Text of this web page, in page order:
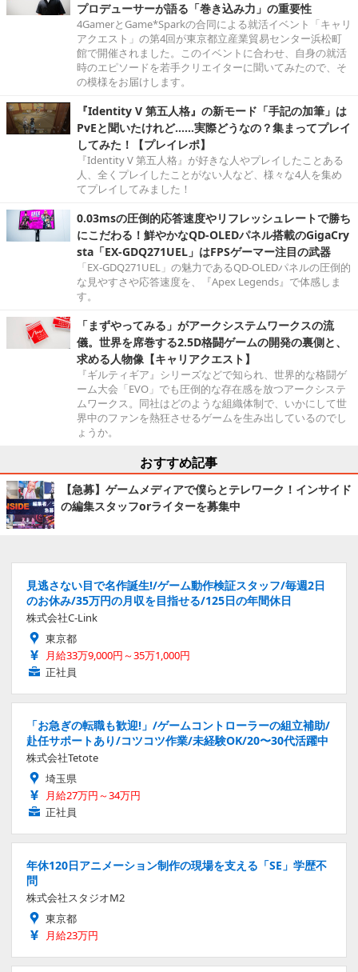
プロデューサーが語る「巻き込み力」の重要性
4GamerとGame*Sparkの合同による就活イベント「キャリ
アクエスト」の第4回が東京都立産業貿易センター浜松町
館で開催されました。このイベントに合わせ、自身の就活
時のエピソードを若手クリエイターに聞いてみたので、そ
の模様をお届けします。
『Identity V 第五人格』の新モード「手記の加筆」は
PvEと聞いたけれど……実際どうなの？集まってプレイ
してみた！【プレイレポ】
『Identity V 第五人格』が好きな人やプレイしたことある
人、全くプレイしたことがない人など、様々な4人を集め
てプレイしてみました！
0.03msの圧倒的応答速度やリフレッシュレートで勝ち
にこだわる！鮮やかなQD-OLEDパネル搭載のGigaCry
sta「EX-GDQ271UEL」はFPSゲーマー注目の武器
「EX-GDQ271UEL」の魅力であるQD-OLEDパネルの圧倒的
な見やすさや応答速度を、『Apex Legends』で体感しま
す。
「まずやってみる」がアークシステムワークスの流
儀。世界を席巻する2.5D格闘ゲームの開発の裏側と、
求める人物像【キャリアクエスト】
『ギルティギア』シリーズなどで知られ、世界的な格闘ゲ
ーム大会「EVO」でも圧倒的な存在感を放つアークシステ
ムワークス。同社はどのような組織体制で、いかにして世
界中のファンを熱狂させるゲームを生み出しているのでし
ょうか。
おすすめ記事
【急募】ゲームメディアで僕らとテレワーク！インサイド
の編集スタッフorライターを募集中
見逃さない目で名作誕生!/ゲーム動作検証スタッフ/毎週2日
のお休み/35万円の月収を目指せる/125日の年間休日
株式会社C-Link
東京都
月給33万9,000円～35万1,000円
正社員
「お急ぎの転職も歓迎!」/ゲームコントローラーの組立補助/
赴任サポートあり/コツコツ作業/未経験OK/20〜30代活躍中
株式会社Tetote
埼玉県
月給27万円～34万円
正社員
年休120日アニメーション制作の現場を支える「SE」学歴不
問
株式会社スタジオM2
東京都
月給23万円